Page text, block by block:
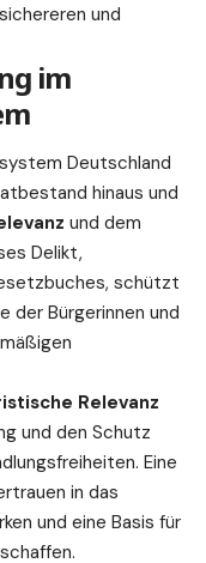
und
im
Deutschland
hinaus und
und dem
Delikt,
schützt
der Bürgerinnen und
Relevanz
und den Schutz
Eine
in das
und eine Basis für